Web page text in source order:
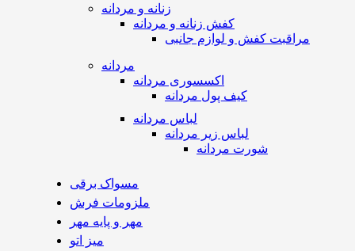
زنانه و مردانه
کفش زنانه و مردانه
مراقبت کفش و لوازم جانبی
مردانه
اکسسوری مردانه
کیف پول مردانه
لباس مردانه
لباس زیر مردانه
شورت مردانه
مسواک برقی
ملزومات فرش
مهر و پایه مهر
میز اتو